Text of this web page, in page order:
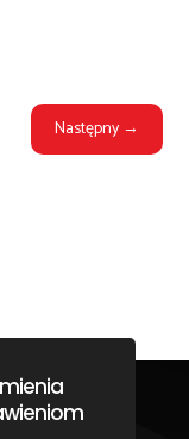
Następny→